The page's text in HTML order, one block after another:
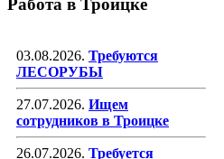
Работа в Троицке
03.08.2026. Требуются
ЛЕСОРУБЫ
27.07.2026. Ищем
сотрудников в Троицке
26.07.2026. Требуется